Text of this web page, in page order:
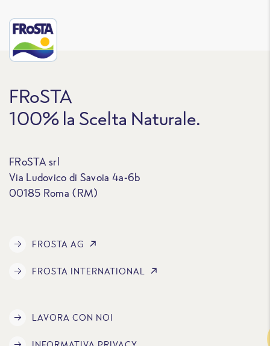
FRoSTA
100% la Scelta Naturale.
FRoSTA srl
Via Ludovico di Savoia 4a-6b
00185 Roma (RM)
FROSTA AG
FROSTA INTERNATIONAL
LAVORA CON NOI